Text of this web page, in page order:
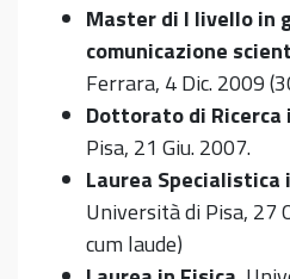
Master di I livello in
comunicazione
Ferrara, 4 Dic. 2009
Dottorato di Ricerca
Pisa, 21 Giu. 2007.
Laurea Specialistica
Università di Pisa, 27
cum laude)